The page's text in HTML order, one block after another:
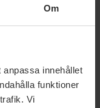
Om
innehållet
funktioner
Vi
krav på